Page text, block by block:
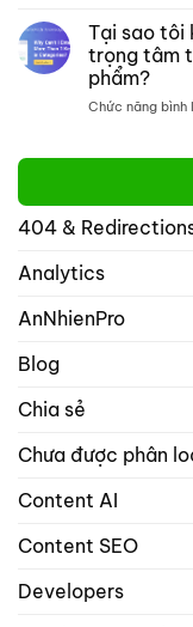
Tại sao tôi
trọng tâm
phẩm?
Chức năng bình
404 &
Analytics
AnNhienPro
Blog
Chia sẻ
Chưa được phân
Content AI
Content SEO
Developers